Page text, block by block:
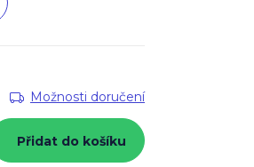
Možnosti doručení
Přidat do košíku